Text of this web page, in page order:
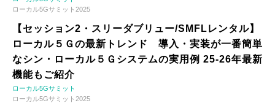
ローカル5Gサミット2025
【セッション2・スリーダブリュー/SMFLレンタル】
ローカル５Ｇの最新トレンド 導入・実装が一番簡単
なシン・ローカル５Ｇシステムの実用例 25-26年最新
機能もご紹介
ローカル5Gサミット
ローカル5Gサミット2025